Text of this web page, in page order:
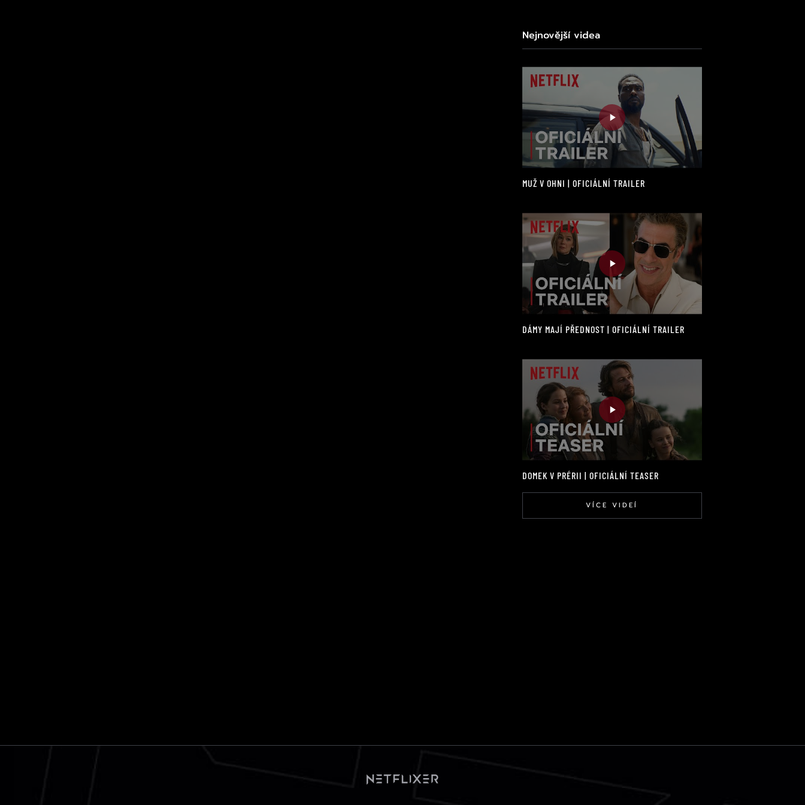
Nejnovější videa
MUŽ V OHNI | OFICIÁLNÍ TRAILER
DÁMY MAJÍ PŘEDNOST | OFICIÁLNÍ TRAILER
DOMEK V PRÉRII | OFICIÁLNÍ TEASER
VÍCE VIDEÍ